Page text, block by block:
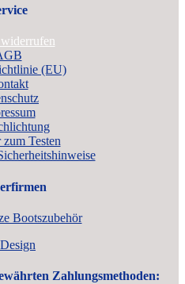
(EU)
Testen
Bootszubehör
Zahlungsmethoden: